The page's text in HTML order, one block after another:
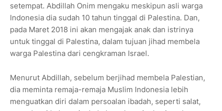
setempat. Abdillah Onim mengaku meskipun asli warga
Indonesia dia sudah 10 tahun tinggal di Palestina. Dan,
pada Maret 2018 ini akan mengajak anak dan istrinya
untuk tinggal di Palestina, dalam tujuan jihad membela
warga Palestina dari cengkraman Israel.
Menurut Abdillah, sebelum berjihad membela Palestian,
dia meminta remaja-remaja Muslim Indonesia lebih
menguatkan diri dalam persoalan ibadah, seperti salat,